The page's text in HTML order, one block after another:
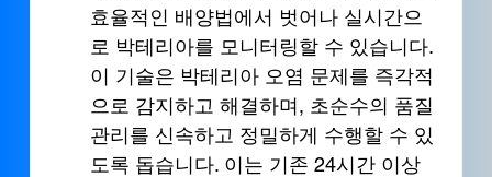
효율적인 배양법에서 벗어나 실시간으
로 박테리아를 모니터링할 수 있습니다.
이 기술은 박테리아 오염 문제를 즉각적
으로 감지하고 해결하며, 초순수의 품질
관리를 신속하고 정밀하게 수행할 수 있
도록 돕습니다. 이는 기존 24시간 이상